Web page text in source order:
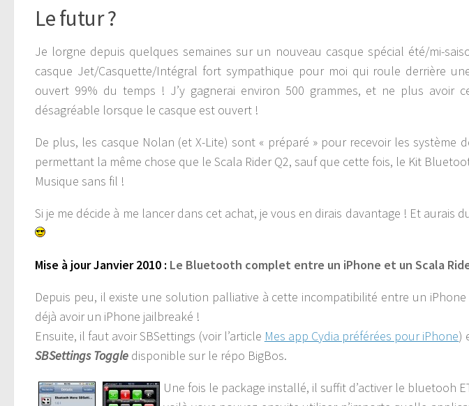
Le futur ?
Je lorgne depuis quelques semaines sur un nouveau casque spécial été/mi-
casque Jet/Casquette/Intégral fort sympathique pour moi qui roule derrière
ouvert 99% du temps ! J’y gagnerai environ 500 grammes, et ne plus avoir
désagréable lorsque le casque est ouvert !
De plus, les casque Nolan (et X-Lite) sont « préparé » pour recevoir les système
permettant la même chose que le Scala Rider Q2, sauf que cette fois, le Kit
Musique sans fil !
Si je me décide à me lancer dans cet achat, je vous en dirais davantage ! Et aurais
Mise à jour Janvier 2010 : Le Bluetooth complet entre un iPhone et un Scala
Depuis peu, il existe une solution palliative à cette incompatibilité entre un
déjà avoir un iPhone jailbreaké !
Ensuite, il faut avoir SBSettings (voir l’article Mes app Cydia préférées pour iPhone)
SBSettings Toggle disponible sur le répo BigBos.
Une fois le package installé, il suffit d’activer le bluetooh